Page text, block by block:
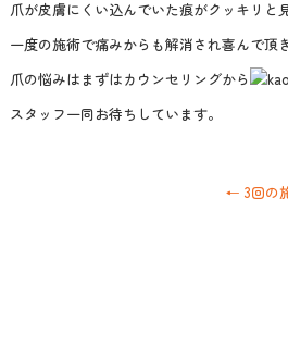
爪が皮膚にくい込んでいた痕がクッキリと
一度の施術で痛みからも解消され喜んで頂
爪の悩みはまずはカウンセリングから
スタッフ一同お待ちしています。
← 3回の